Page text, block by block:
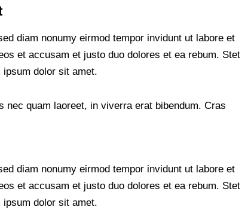
diam nonumy eirmod tempor invidunt ut labore et
et accusam et justo duo dolores et ea rebum. Stet
dolor sit amet.
nec quam laoreet, in viverra erat bibendum. Cras
diam nonumy eirmod tempor invidunt ut labore et
et accusam et justo duo dolores et ea rebum. Stet
dolor sit amet.